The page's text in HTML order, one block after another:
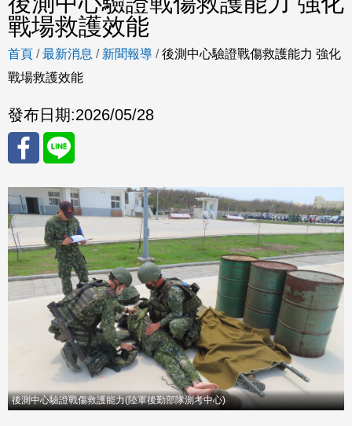
戰場救護效能
首頁 /最新消息 / 新聞報導 /後測中心驗證戰傷救護能力 強化
戰場救護效能
發布日期:2026/05/28
分享
至
Fac
eBo
分享
至
Line
後測中心驗證戰傷救護能力(陸軍後勤部隊測考中心)